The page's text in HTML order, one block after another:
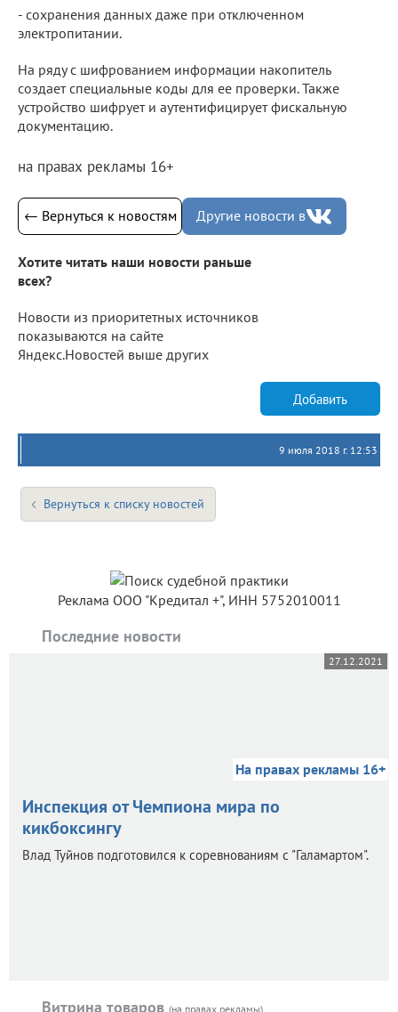
- сохранения данных даже при отключенном
электропитании.
На ряду с шифрованием информации накопитель
создает специальные коды для ее проверки. Также
устройство шифрует и аутентифицирует фискальную
документацию.
на правах рекламы 16+
← Вернуться к новостям Другие новости в
Хотите читать наши новости раньше
всех?
Новости из приоритетных источников
показываются на сайте
Яндекс.Новостей выше других
Добавить
9 июля 2018 г. 12:53
Вернуться к списку новостей
Реклама ООО "Кредитал +", ИНН 5752010011
Последние новости
27.12.2021
На правах рекламы 16+
Инспекция от Чемпиона мира по
кикбоксингу
Влад Туйнов подготовился к соревнованиям с "Галамартом".
Витрина товаров (на правах рекламы)